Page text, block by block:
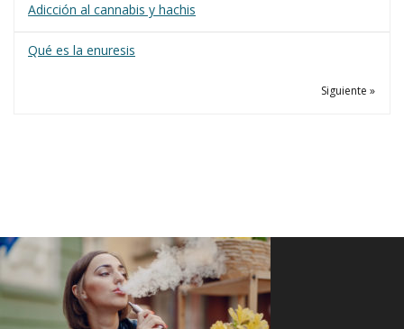
Adicción al cannabis y hachis
Qué es la enuresis
Siguiente »